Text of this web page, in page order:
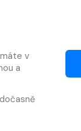
v
a